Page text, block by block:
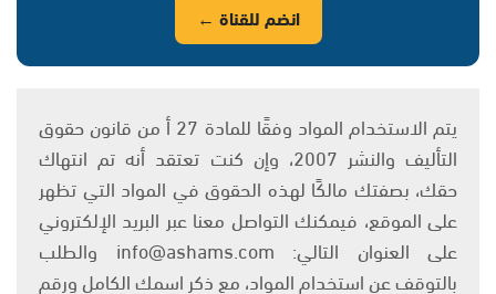
انضم للقناة ←
يتم الاستخدام المواد وفقًا للمادة 27 أ من قانون حقوق
التأليف والنشر 2007، وإن كنت تعتقد أنه تم انتهاك
حقك، بصفتك مالكًا لهذه الحقوق في المواد التي تظهر
على الموقع، فيمكنك التواصل معنا عبر البريد الإلكتروني
على العنوان التالي: info@ashams.com والطلب
بالتوقف عن استخدام المواد، مع ذكر اسمك الكامل ورقم